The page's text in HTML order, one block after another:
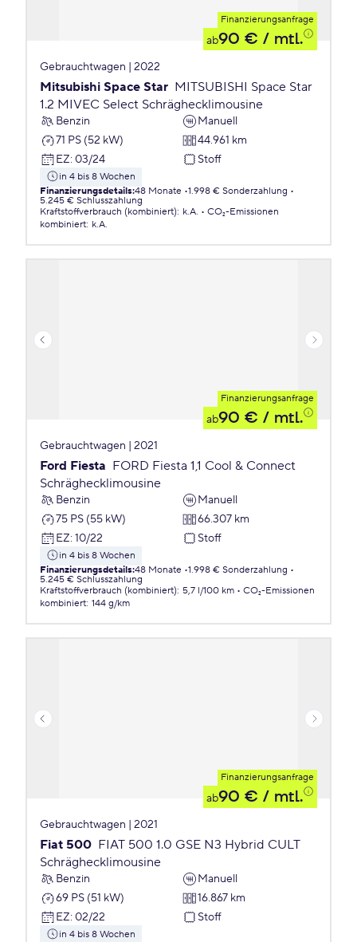
Finanzierungsanfrage
ab90 € / mtl.
Gebrauchtwagen | 2022
Mitsubishi Space Star MITSUBISHI Space Star
1.2 MIVEC Select Schräghecklimousine
Benzin
Manuell
71 PS (52 kW)
44.961 km
EZ: 03/24 Stoff
in 4 bis 8 Wochen
Finanzierungsdetails:48 Monate 1.998 € Sonderzahlung
5.245 € Schlusszahlung
Kraftstoffverbrauch (kombiniert): k.A.
CO₂-Emissionen
kombiniert: k.A.
Finanzierungsanfrage
ab90 € / mtl.
Gebrauchtwagen | 2021
Ford Fiesta FORD Fiesta 1,1 Cool & Connect
Schräghecklimousine
Benzin
Manuell
75 PS (55 kW)
66.307 km
EZ: 10/22 Stoff
in 4 bis 8 Wochen
Finanzierungsdetails:48 Monate 1.998 € Sonderzahlung
5.245 € Schlusszahlung
Kraftstoffverbrauch (kombiniert): 5,7 l/100 km
CO₂-Emissionen
kombiniert: 144 g/km
Finanzierungsanfrage
ab90 € / mtl.
Gebrauchtwagen | 2021
Fiat 500 FIAT 500 1.0 GSE N3 Hybrid CULT
Schräghecklimousine
Benzin
Manuell
69 PS (51 kW)
16.867 km
EZ: 02/22 Stoff
in 4 bis 8 Wochen